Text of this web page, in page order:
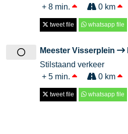
+ 8 min.
0 km
tweet file whatsapp file
Meester Visserplein
Stilstaand verkeer
+ 5 min.
0 km
tweet file whatsapp file